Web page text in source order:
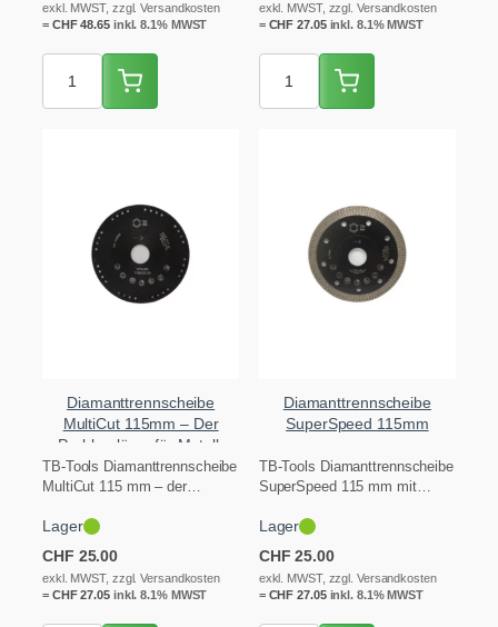
exkl. MWST, zzgl. Versandkosten
= CHF48.65inkl. 8.1% MWST
exkl. MWST, zzgl. Versandkosten
= CHF 27.05inkl. 8.1% MWST
Diamanttrennscheibe
MultiCut 115mm – Der
Problemlöser für Metall,
Holz und Beton
TB-Tools Diamanttrennscheibe
MultiCut 115 mm – der
Abbruch. Schneidet Metall,…
Lager
CHF 25.00
exkl. MWST, zzgl. Versandkosten
= CHF27.05inkl. 8.1% MWST
Diamanttrennscheibe
SuperSpeed 115mm
TB-Tools Diamanttrennscheibe
SuperSpeed 115 mm mit
absolut gerade, tiefe Schnitte
in…
Lager
CHF 25.00
exkl. MWST, zzgl. Versandkosten
= CHF 27.05inkl. 8.1% MWST